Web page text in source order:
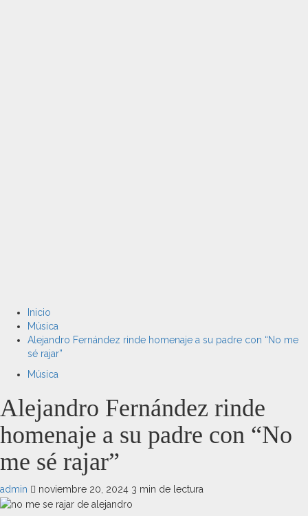
Inicio
Música
Alejandro Fernández rinde homenaje a su padre con “No me
sé rajar”
Música
Alejandro Fernández rinde
homenaje a su padre con “No
me sé rajar”
admin noviembre 20, 2024 3 min de lectura